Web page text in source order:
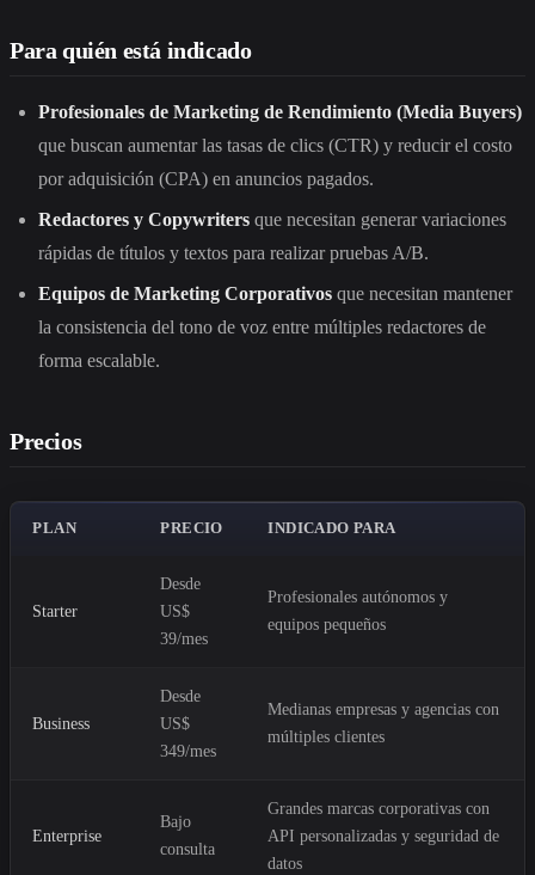
Para quién está indicado
Profesionales de Marketing de Rendimiento (Media Buyers)
que buscan aumentar las tasas de clics (CTR) y reducir el costo
por adquisición (CPA) en anuncios pagados.
Redactores y Copywriters que necesitan generar variaciones
rápidas de títulos y textos para realizar pruebas A/B.
Equipos de Marketing Corporativos que necesitan mantener
la consistencia del tono de voz entre múltiples redactores de
forma escalable.
Precios
PLAN PRECIO INDICADO PARA
Starter
Desde
US$
39/mes
Profesionales autónomos y
equipos pequeños
Business
Desde
US$
349/mes
Medianas empresas y agencias con
múltiples clientes
Enterprise
Bajo
consulta
Grandes marcas corporativas con
API personalizadas y seguridad de
datos